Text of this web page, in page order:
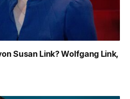
Susan Link? Wolfgang Link,